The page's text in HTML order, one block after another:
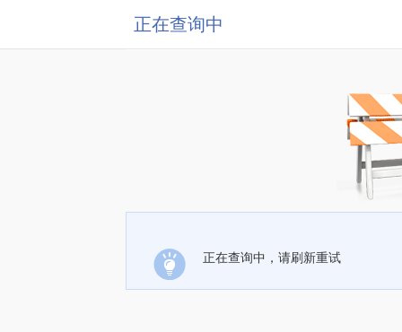
正在查询中
正在查询中，请刷新重试